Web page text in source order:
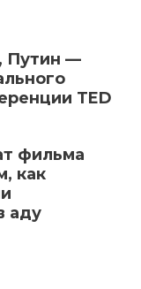
Путин —
TED
фильма
как
аду